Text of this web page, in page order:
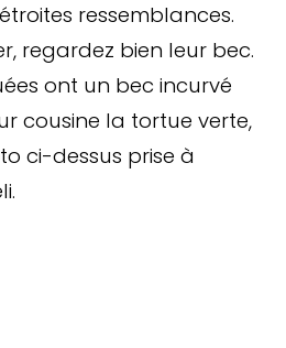
ressemblances.
regardez bien leur bec.
ont un bec incurvé
cousine la tortue verte,
ci-dessus prise à